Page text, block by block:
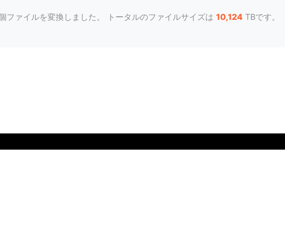
ファイルを変換しました。 トータルのファイルサイズは 10,124 TBです。